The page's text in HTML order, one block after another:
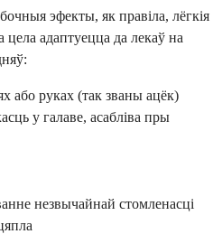
эфекты, як правіла, лёгкія
адаптуецца да лекаў на
або руках (так званы ацёк)
у галаве, асабліва пры
незвычайнай стомленасці